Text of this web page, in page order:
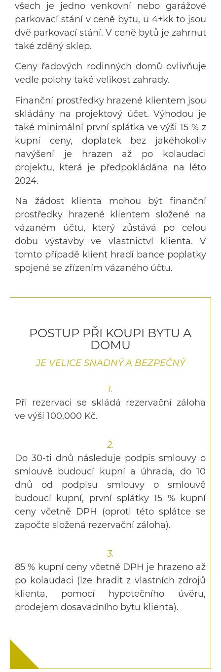
všech je jedno venkovní nebo garážové
parkovací stání v ceně bytu, u 4+kk to jsou
dvě parkovací stání. V ceně bytů je zahrnut
také zděný sklep.
Ceny řadových rodinných domů ovlivňuje
vedle polohy také velikost zahrady.
Finanční prostředky hrazené klientem jsou
skládány na projektový účet. Výhodou je
také minimální první splátka ve výši 15 % z
kupní ceny, doplatek bez jakéhokoliv
navýšení je hrazen až po kolaudaci
projektu, která je předpokládána na léto
2024.
Na žádost klienta mohou být finanční
prostředky hrazené klientem složené na
vázaném účtu, který zůstává po celou
dobu výstavby ve vlastnictví klienta. V
tomto případě klient hradí bance poplatky
spojené se zřízením vázaného účtu.
POSTUP PŘI KOUPI BYTU A
DOMU
JE VELICE SNADNÝ A BEZPEČNÝ
1.
Při rezervaci se skládá rezervační záloha
ve výši 100.000 Kč.
2.
Do 30-ti dnů následuje podpis smlouvy o
smlouvě budoucí kupní a úhrada, do 10
dnů od podpisu smlouvy o smlouvě
budoucí kupní, první splátky 15 % kupní
ceny včetně DPH (oproti této splátce se
započte složená rezervační záloha).
3.
85 % kupní ceny včetně DPH je hrazeno až
po kolaudaci (lze hradit z vlastních zdrojů
klienta, pomocí hypotečního úvěru,
prodejem dosavadního bytu klienta).